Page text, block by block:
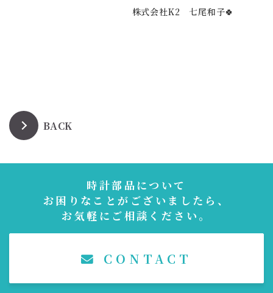
株式会社K2 七尾和子🍀
BACK
時計部品について
お困りなことがございましたら、
お気軽にご相談ください。
CONTACT